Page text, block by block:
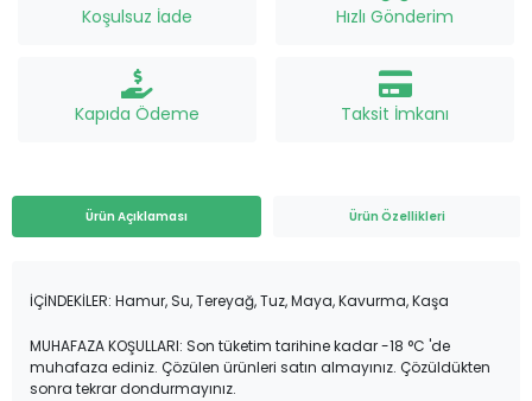
Koşulsuz İade Hızlı Gönderim
Kapıda Ödeme Taksit İmkanı
Ürün Açıklaması Ürün Özellikleri
İÇİNDEKİLER: Hamur, Su, Tereyağ, Tuz, Maya, Kavurma, Kaşa
MUHAFAZA KOŞULLARI: Son tüketim tarihine kadar -18 °C 'de
muhafaza ediniz. Çözülen ürünleri satın almayınız. Çözüldükten
sonra tekrar dondurmayınız.